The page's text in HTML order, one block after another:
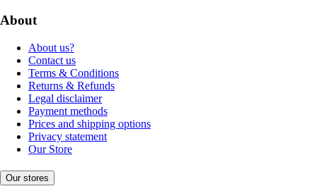
About
About us?
Contact us
Terms & Conditions
Returns & Refunds
Legal disclaimer
Payment methods
Prices and shipping options
Privacy statement
Our Store
Our stores